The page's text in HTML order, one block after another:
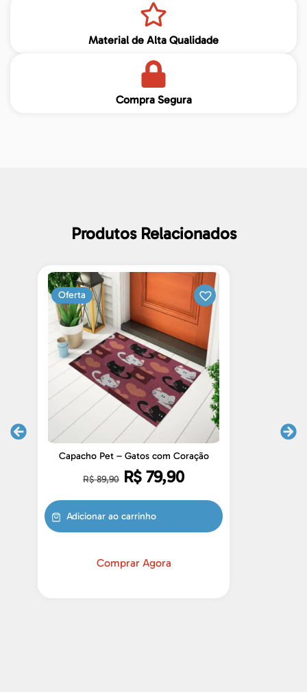
Material de Alta Qualidade
Compra Segura
Produtos Relacionados
Oferta
Capacho Pet – Gatos com Coração
R$89,90 R$ 79,90
Adicionar ao carrinho
Comprar Agora